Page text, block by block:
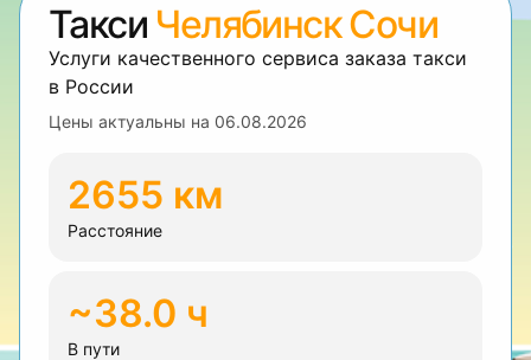
Такси Челябинск Сочи
Услуги качественного сервиса заказа такси
в России
Цены актуальны на 06.08.2026
2655 км
Расстояние
~38.0 ч
В пути